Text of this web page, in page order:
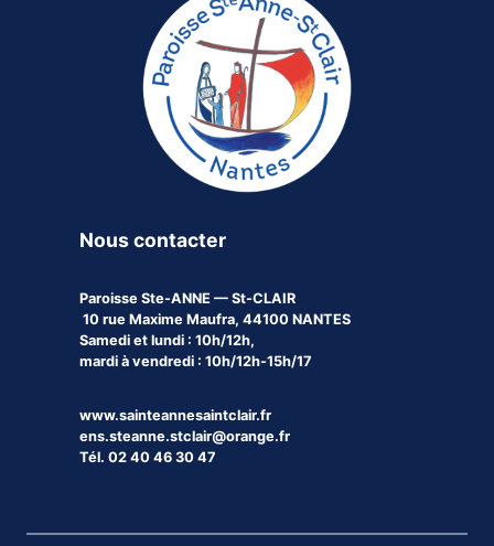
Nous contacter
Paroisse Ste-ANNE — St-CLAIR
10 rue Maxime Maufra, 44100 NANTES
Samedi et lundi : 10h/12h,
mardi à vendredi : 10h/12h-15h/17
www.sainteannesaintclair.fr
ens.steanne.stclair@orange.fr
Tél. 02 40 46 30 47